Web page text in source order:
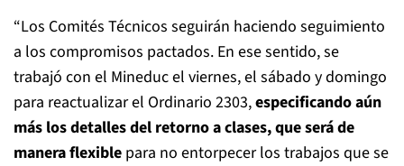
“Los Comités Técnicos seguirán haciendo seguimiento
a los compromisos pactados. En ese sentido, se
trabajó con el Mineduc el viernes, el sábado y domingo
para reactualizar el Ordinario 2303,especificando aún
más los detalles del retorno a clases, que será de
manera flexible para no entorpecer los trabajos que se